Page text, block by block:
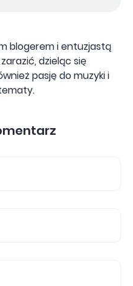
blogerem i entuzjastą
dzieląc się
pasję do muzyki i